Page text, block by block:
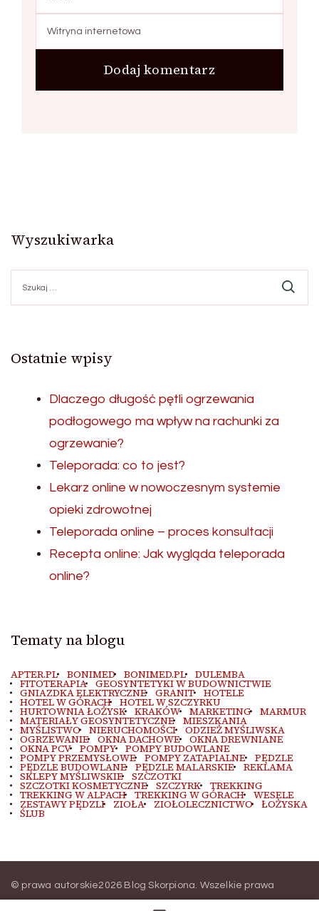
Wyszukiwarka
Ostatnie wpisy
Dlaczego długość pętli ogrzewania
podłogowego ma wpływ na rachunki za
ogrzewanie?
Teleporada: co to jest?
Lekarz online w nowoczesnym systemie
opieki zdrowotnej
Teleporada online – proces konsultacji
Recepta online: Jak wygląda teleporada
online?
Tematy na blogu
APTER.PL BONIMED BONIMED.PL DULEMBA
FITOTERAPIA GEOSYNTETYKI W BUDOWNICTWIE
GNIAZDKA ELEKTRYCZNE GRANIT HOTELE
HOTEL W GÓRACH HOTEL W SZCZYRKU
HURTOWNIA ŁOŻYSK KRAKÓW MARKETING MARMUR
MATERIAŁY GEOSYNTETYCZNE MIESZKANIA
MYŚLISTWO NIERUCHOMOŚCI ODZIEŻ MYŚLIWSKA
OGRZEWANIE OKNA DACHOWE OKNA DREWNIANE
OKNA PCV POMPY POMPY BUDOWLANE
POMPY PRZEMYSŁOWE POMPY ZATAPIALNE PĘDZLE
PĘDZLE BUDOWLANE PĘDZLE MALARSKIE REKLAMA
SKLEPY MYŚLIWSKIE SZCZOTKI
SZCZOTKI KOSMETYCZNE SZCZYRK TREKKING
TREKKING W ALPACH TREKKING W GÓRACH WESELE
ZESTAWY PĘDZLI ZIOŁA ZIOŁOLECZNICTWO ŁOŻYSKA
ŚLUB
© prawa autorskie2026 Blog Skorpiona . Wszelkie prawa